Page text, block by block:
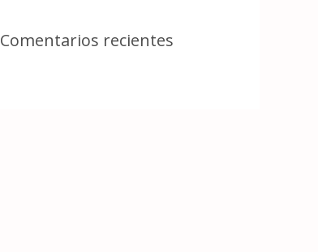
Comentarios recientes